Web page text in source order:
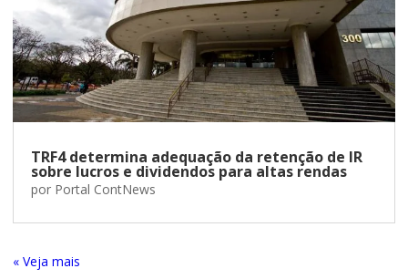
TRF4 determina adequação da retenção de IR
sobre lucros e dividendos para altas rendas
por Portal ContNews
« Entradas Antigas